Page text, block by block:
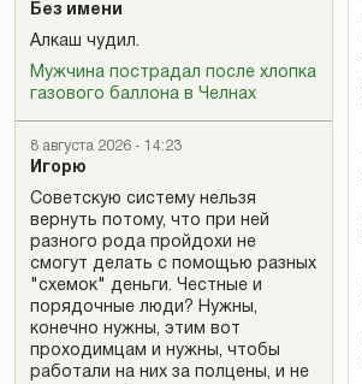
Без имени
Алкаш чудил.
Мужчина пострадал после хлопка
газового баллона в Челнах
8 августа 2026 - 14:23
Игорю
Советскую систему нельзя
вернуть потому, что при ней
разного рода пройдохи не
смогут делать с помощью разных
"схемок" деньги. Честные и
порядочные люди? Нужны,
конечно нужны, этим вот
проходимцам и нужны, чтобы
работали на них за полцены, и не